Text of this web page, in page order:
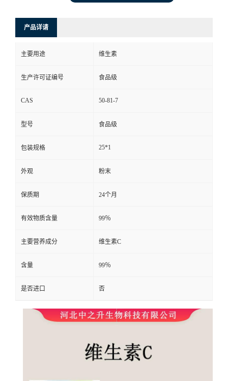
产品详请
主要用途 维生素
生产许可证编号 食品级
CAS 50-81-7
型号 食品级
包装规格 25*1
外观 粉末
保质期 24个月
有效物质含量 99％
主要营养成分 维生素C
含量 99％
是否进口 否